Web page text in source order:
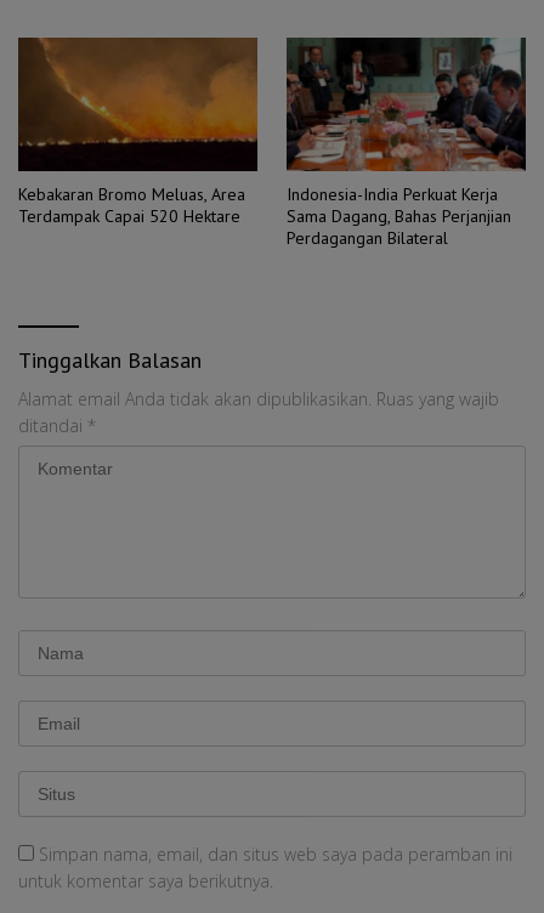
Kebakaran Bromo Meluas, Area
Terdampak Capai 520 Hektare
Indonesia-India Perkuat Kerja
Sama Dagang, Bahas Perjanjian
Perdagangan Bilateral
Tinggalkan Balasan
Alamat email Anda tidak akan dipublikasikan. Ruas yang wajib
ditandai *
Simpan nama, email, dan situs web saya pada peramban ini
untuk komentar saya berikutnya.